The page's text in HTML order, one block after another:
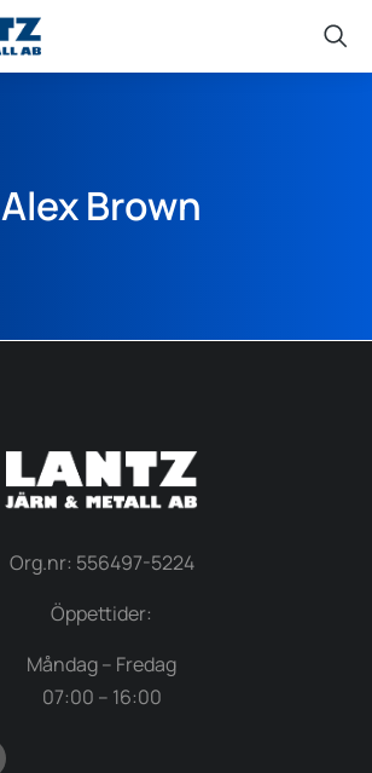
Alex Brown
Org.nr: 556497-5224
Öppettider:
Måndag – Fredag
07:00 – 16:00